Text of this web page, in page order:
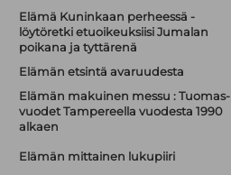
Elämä Kuninkaan perheessä -
löytöretki etuoikeuksiisi Jumalan
poikana ja tyttärenä
Elämän etsintä avaruudesta
Elämän makuinen messu : Tuomas-
vuodet Tampereella vuodesta 1990
alkaen
Elämän mittainen lukupiiri